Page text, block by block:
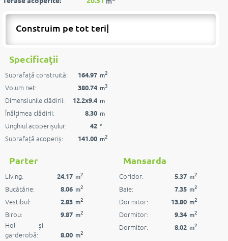
Construim pe tot t|
Specificaţii
Suprafață construită: 164.97 m2
Volum net: 380.74 m3
Dimensiunile clădirii: 12.2x9.4 m
Înălțimea clădirii: 8.30 m
Unghiul acoperișului: 42 °
Suprafață acoperiș: 141.00 m2
Parter
Living: 24.17 m2
Bucătărie: 8.06 m2
Vestibul: 2.83 m2
Birou: 9.87 m2
Hol și
garderobă:
8.00 m2
Mansarda
Coridor: 5.37 m2
Baie: 7.35 m2
Dormitor: 13.80 m2
Dormitor: 9.34 m2
Dormitor: 8.02 m2